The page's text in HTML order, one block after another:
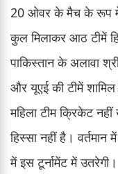
20 ओवर के मैच के रूप में
कुल मिलाकर आठ टीमें
पाकिस्तान के अलावा
और यूएई की टीमें
महिला टीम क्रिकेट
हिस्सा नहीं है।
में इस टूर्नामेंट में उतरेगी।